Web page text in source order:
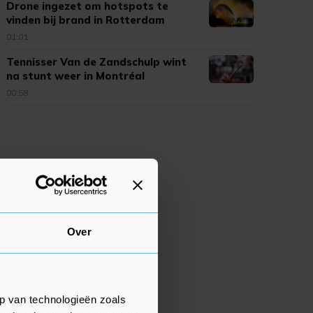
Over
van technologieën zoals
Drone ingezet om hotspots te
vinden bij brand in Rotterdam
01:01
Tennisser Van de Zandschulp wint
na stunt weer in Montréal
00:58